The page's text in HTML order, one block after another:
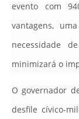
evento com
vantagens,
necessidade
minimizará o
O governador
desfile cívico-